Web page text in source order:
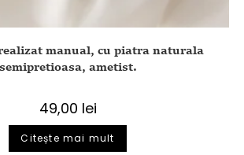
manual, cu piatra naturala
semipretioasa, ametist.
49,00 lei
Citește mai mult